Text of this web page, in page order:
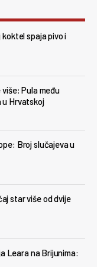
spaja pivo i
Pula među
u Hrvatskoj
Broj slučajeva u
star više od dvije
Leara na Brijunima: